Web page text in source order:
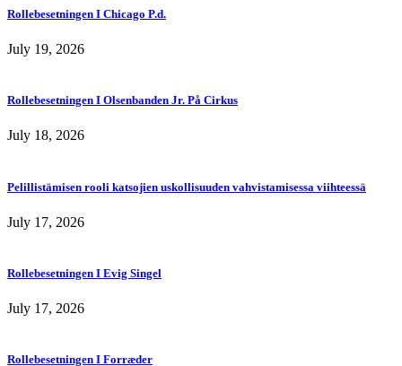
Rollebesetningen I Chicago P.d.
July 19, 2026
Rollebesetningen I Olsenbanden Jr. På Cirkus
July 18, 2026
Pelillistämisen rooli katsojien uskollisuuden vahvistamisessa viihteessä
July 17, 2026
Rollebesetningen I Evig Singel
July 17, 2026
Rollebesetningen I Forræder